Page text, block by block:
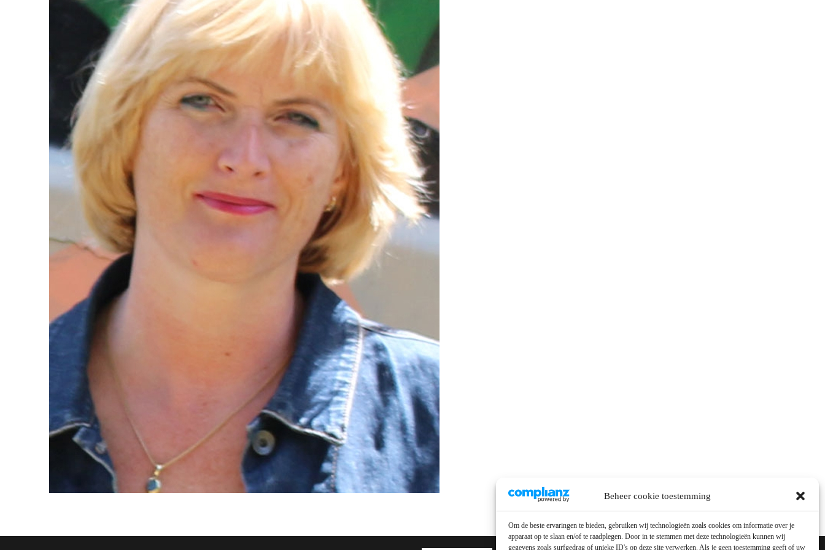
Beheer cookie toestemming
Om de beste ervaringen te bieden, gebruiken wij technologieën zoals cookies om informatie over je
apparaat op te slaan en/of te raadplegen. Door in te stemmen met deze technologieën kunnen wij
gegevens zoals surfgedrag of unieke ID's op deze site verwerken. Als je geen toestemming geeft of uw